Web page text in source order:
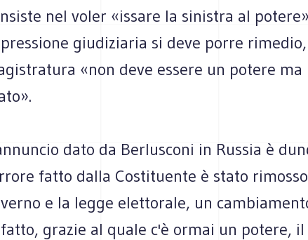
nel voler «issare la sinistra al
giudiziaria si deve porre
«non deve essere un potere
dato da Berlusconi in Russia è
fatto dalla Costituente è stato
e la legge elettorale, un
grazie al quale c'è ormai un potere, il